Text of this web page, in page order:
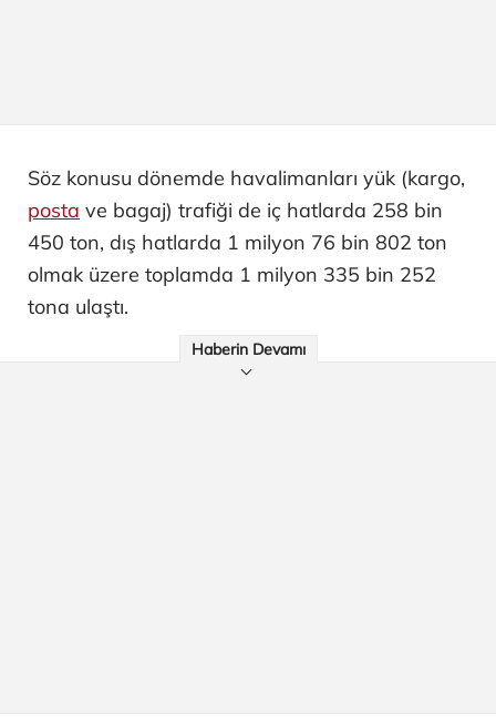
Söz konusu dönemde havalimanları yük (kargo,
posta ve bagaj) trafiği de iç hatlarda 258 bin
450 ton, dış hatlarda 1 milyon 76 bin 802 ton
olmak üzere toplamda 1 milyon 335 bin 252
tona ulaştı.
Haberin Devamı